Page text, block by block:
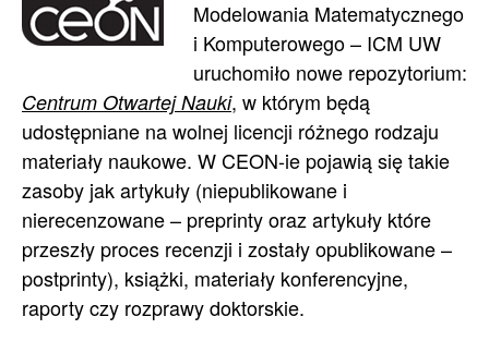
Modelowania Matematycznego
i Komputerowego – ICM UW
uruchomiło nowe repozytorium:
Centrum Otwartej Nauki, w którym będą
udostępniane na wolnej licencji różnego rodzaju
materiały naukowe. W CEON-ie pojawią się takie
zasoby jak artykuły (niepublikowane i
nierecenzowane – preprinty oraz artykuły które
przeszły proces recenzji i zostały opublikowane –
postprinty), książki, materiały konferencyjne,
raporty czy rozprawy doktorskie.